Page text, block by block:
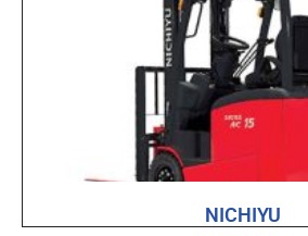
NICHIYU